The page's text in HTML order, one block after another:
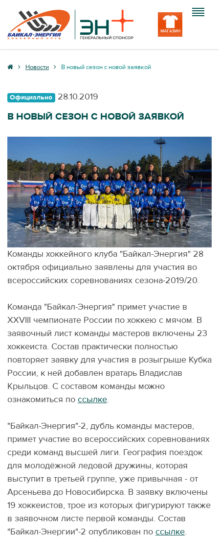
Клуб Новости В новый сезон с новой заявкой
Официально 28.10.2019
В НОВЫЙ СЕЗОН С НОВОЙ ЗАЯВКОЙ
Команды хоккейного клуба "Байкал-Энергия" 28
октября официально заявлены для участия во
всероссийских соревнованиях сезона-2019/20.
Команда "Байкал-Энергия" примет участие в
XXVIII чемпионате России по хоккею с мячом. В
заявочный лист команды мастеров включены 23
хоккеиста. Состав практически полностью
повторяет заявку для участия в розыгрыше Кубка
России, к ней добавлен вратарь Владислав
Крыльцов. С составом команды можно
ознакомиться по ссылке.
"Байкал-Энергия"-2, дубль команды мастеров,
примет участие во всероссийских соревнованиях
среди команд высшей лиги. География поездок
для молодёжной ледовой дружины, которая
выступит в третьей группе, уже привычная - от
Арсеньева до Новосибирска. В заявку включены
19 хоккеистов, трое из которых фигурируют также
в заявочном листе первой команды. Состав
"Байкал-Энергии"-2 опубликован по ссылке.